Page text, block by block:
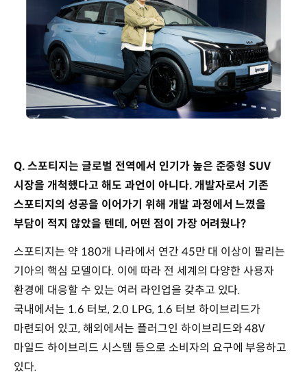
Q. 스포티지는 글로벌 전역에서 인기가 높은 준중형SUV
시장을 개척했다고 해도 과언이 아니다. 개발자로서 기존
스포티지의 성공을 이어가기 위해 개발 과정에서 느꼈을
부담이 적지 않았을 텐데, 어떤 점이 가장 어려웠나?
스포티지는 약 180개 나라에서 연간 45만 대 이상이 팔리는
기아의 핵심 모델이다. 이에 따라 전 세계의 다양한 사용자
환경에 대응할 수 있는 여러 라인업을 갖추고 있다.
국내에서는 1.6 터보, 2.0 LPG, 1.6 터보 하이브리드가
마련되어 있고, 해외에서는 플러그인 하이브리드와 48V
마일드 하이브리드 시스템 등으로 소비자의 요구에 부응하고
있다.